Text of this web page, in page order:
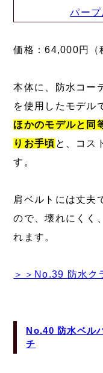
パープ
価格：64,000円（
本体に、防水コー
を使用したモデル
ほかのモデルと同
りお手頃 と、コス
す。
肩ベルトには丈夫
ので、壊れにくく
れます。
＞＞No.39 防水ク
No.40 防水ベル
チ